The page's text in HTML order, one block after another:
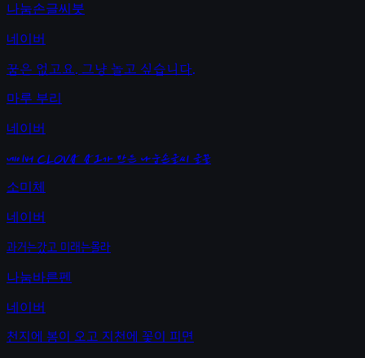
나눔손글씨붓
네이버
꿈은 없고요. 그냥 놀고 싶습니다.
마루 부리
네이버
네이버 CLOVA AI가 만든 나눔손글씨 글꼴
소미체
네이버
과거는갔고 미래는몰라
나눔바른펜
네이버
천지에 봄이 오고 지천에 꽃이 피면